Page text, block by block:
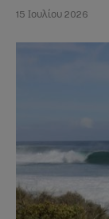
15 Ιουλίου 2026